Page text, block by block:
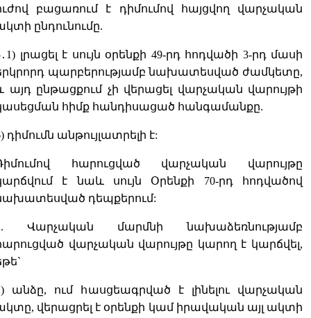
բացառում է դիմումով հայցվող վարչական
ընդունումը.
․ 1) լրացել է սույն օրենքի 49-րդ հոդվածի 3-րդ մասի
պարբերությամբ նախատեսված ժամկետը,
այդ ընթացքում չի վերացել վարչական վարույթի
հիմք հանդիսացած հանգամանքը.
դիմումն անթույլատրելի է:
հարուցված վարչական վարույթը
է նաև սույն Օրենքի 70-րդ հոդվածով
դեպքերում:
Վարչական մարմնի նախաձեռնությամբ
վարչական վարույթը կարող է կարճվել,
անձը, ում հասցեագրված է լինելու վարչական
վերացրել է օրենքի կամ իրավական այլ ակտի